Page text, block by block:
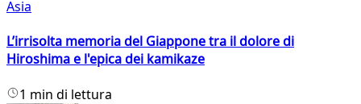
Asia
L’irrisolta memoria del Giappone tra il dolore di
Hiroshima e l'epica dei kamikaze
1 min di lettura